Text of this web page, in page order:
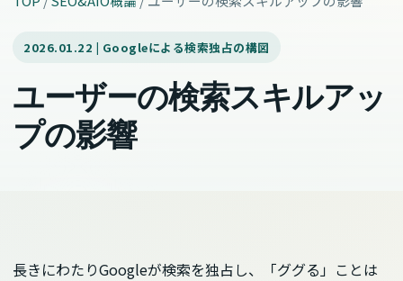
2026.01.22 | Googleによる検索独占の構図
ユーザーの検索スキルアッ
プの影響
長きにわたりGoogleが検索を独占し、「ググる」ことは